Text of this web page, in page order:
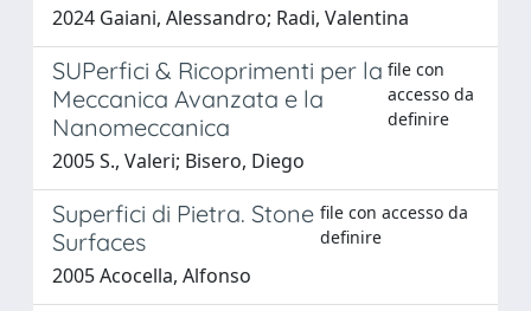
2024 Gaiani, Alessandro; Radi, Valentina
SUPerfici & Ricoprimenti per la
Meccanica Avanzata e la
Nanomeccanica
file con
accesso da
definire
2005 S., Valeri; Bisero, Diego
Superfici di Pietra. Stone
Surfaces
file con accesso da
definire
2005 Acocella, Alfonso